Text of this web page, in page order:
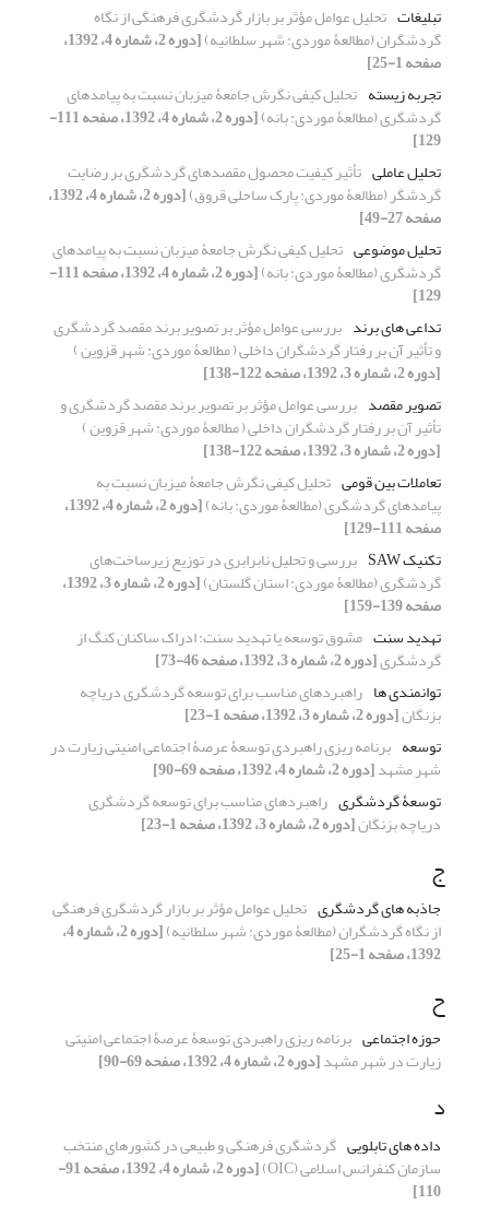
تبلیغات تحلیل عوامل مؤثر بر بازار گردشگری فرهنگی از نگاه
گردشگران (مطالعۀ موردی: شهر سلطانیه) [دوره 2، شماره 4، 1392،
صفحه 1-25]
تجربه زیسته تحلیل کیفی نگرش جامعۀ میزبان نسبت به پیامدهای
گردشگری (مطالعۀ موردی: بانه) [دوره 2، شماره 4، 1392، صفحه 111-
129]
تحلیل عاملی تأثیر کیفیت محصول مقصدهای گردشگری بر رضایت
گردشگر (مطالعۀ موردی: پارک ساحلی قروق) [دوره 2، شماره 4، 1392،
صفحه 27-49]
تحلیل موضوعی تحلیل کیفی نگرش جامعۀ میزبان نسبت به پیامدهای
گردشگری (مطالعۀ موردی: بانه) [دوره 2، شماره 4، 1392، صفحه 111-
129]
تداعی های برند بررسی عوامل مؤثر بر تصویر برند مقصد گردشگری
و تأثیر آن بر رفتار گردشگران داخلی ( مطالعۀ موردی: شهر قزوین )
[دوره 2، شماره 3، 1392، صفحه 122-138]
تصویر مقصد بررسی عوامل مؤثر بر تصویر برند مقصد گردشگری و
تأثیر آن بر رفتار گردشگران داخلی ( مطالعۀ موردی: شهر قزوین )
[دوره 2، شماره 3، 1392، صفحه 122-138]
تعاملات بین قومی تحلیل کیفی نگرش جامعۀ میزبان نسبت به
پیامدهای گردشگری (مطالعۀ موردی: بانه) [دوره 2، شماره 4، 1392،
صفحه 111-129]
تکنیک SAW
بررسی و تحلیل نابرابری در توزیع زیرساخت‌های
گردشگری (مطالعۀ موردی: استان گلستان) [دوره 2، شماره 3، 1392،
صفحه 139-159]
تهدید سنت مشوق توسعه یا تهدید سنت: ادراک ساکنان کنگ از
گردشگری[دوره 2، شماره 3، 1392، صفحه 46-73]
توانمندی ها راهبردهای مناسب برای توسعه گردشگری دریاچه
بزنگان[دوره 2، شماره 3، 1392، صفحه 1-23]
توسعه برنامه ریزی راهبردی توسعۀ عرصۀ اجتماعی امنیتی زیارت در
شهر مشهد[دوره 2، شماره 4، 1392، صفحه 69-90]
توسعۀ گردشگری راهبردهای مناسب برای توسعه گردشگری
دریاچه بزنگان[دوره 2، شماره 3، 1392، صفحه 1-23]
ج
جاذبه های گردشگری تحلیل عوامل مؤثر بر بازار گردشگری فرهنگی
از نگاه گردشگران (مطالعۀ موردی: شهر سلطانیه) [دوره 2، شماره 4،
1392، صفحه 1-25]
ح
حوزه اجتماعی برنامه ریزی راهبردی توسعۀ عرصۀ اجتماعی امنیتی
زیارت در شهر مشهد[دوره 2، شماره 4، 1392، صفحه 69-90]
د
داده های تابلویی گردشگری فرهنگی و طبیعی در کشورهای منتخب
سازمان کنفرانس اسلامی (OIC) [دوره 2، شماره 4، 1392، صفحه 91-
110]